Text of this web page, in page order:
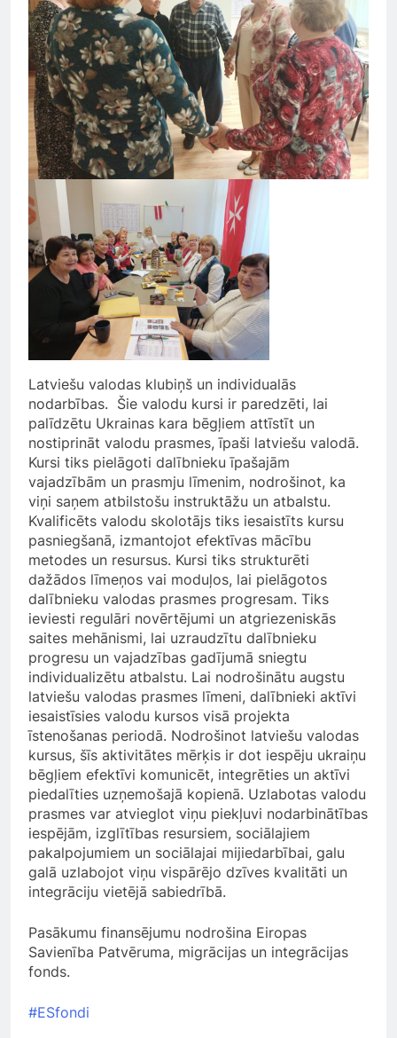
Latviešu valodas klubiņš un individualās
nodarbības. Šie valodu kursi ir paredzēti, lai
palīdzētu Ukrainas kara bēgļiem attīstīt un
nostiprināt valodu prasmes, īpaši latviešu valodā.
Kursi tiks pielāgoti dalībnieku īpašajām
vajadzībām un prasmju līmenim, nodrošinot, ka
viņi saņem atbilstošu instruktāžu un atbalstu.
Kvalificēts valodu skolotājs tiks iesaistīts kursu
pasniegšanā, izmantojot efektīvas mācību
metodes un resursus. Kursi tiks strukturēti
dažādos līmeņos vai moduļos, lai pielāgotos
dalībnieku valodas prasmes progresam. Tiks
ieviesti regulāri novērtējumi un atgriezeniskās
saites mehānismi, lai uzraudzītu dalībnieku
progresu un vajadzības gadījumā sniegtu
individualizētu atbalstu. Lai nodrošinātu augstu
latviešu valodas prasmes līmeni, dalībnieki aktīvi
iesaistīsies valodu kursos visā projekta
īstenošanas periodā. Nodrošinot latviešu valodas
kursus, šīs aktivitātes mērķis ir dot iespēju ukraiņu
bēgļiem efektīvi komunicēt, integrēties un aktīvi
piedalīties uzņemošajā kopienā. Uzlabotas valodu
prasmes var atvieglot viņu piekļuvi nodarbinātības
iespējām, izglītības resursiem, sociālajiem
pakalpojumiem un sociālajai mijiedarbībai, galu
galā uzlabojot viņu vispārējo dzīves kvalitāti un
integrāciju vietējā sabiedrībā.
Pasākumu finansējumu nodrošina Eiropas
Savienība Patvēruma, migrācijas un integrācijas
fonds.
#ESfondi